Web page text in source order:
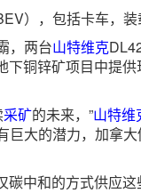
），包括卡车，装
，两台山特维克
下铜锌矿项目中提
采矿的未来，”山特维
巨大的潜力，加拿大
中和的方式供应